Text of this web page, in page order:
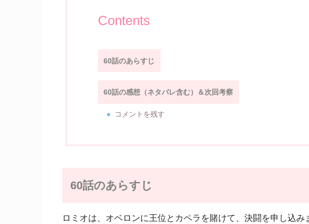
Contents
60話のあらすじ
60話の感想（ネタバレ含む）＆次回考察
コメントを残す
60話のあらすじ
ロミオは、オベロンに王位とカペラを賭けて、決闘を申し込